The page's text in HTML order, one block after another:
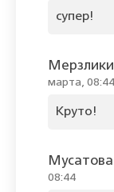
супер!
марта, 08:44
Круто!
08:44